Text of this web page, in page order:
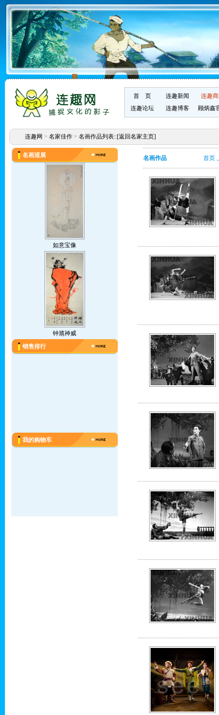
首 页 连趣新闻
连趣
连趣论坛
连趣博客 顾炳鑫
连趣网 > 名家佳作> 名画作品列表::[返回名家主页]
名画巡展
如意宝像
钟馗神威
销售排行
我的购物车
名画作品 首页